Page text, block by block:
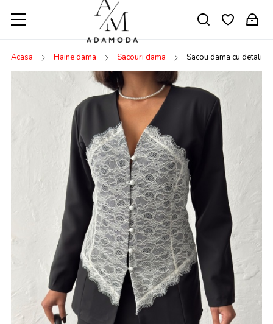
Acasa Haine dama Sacouri dama Sacou dama cu detaliu